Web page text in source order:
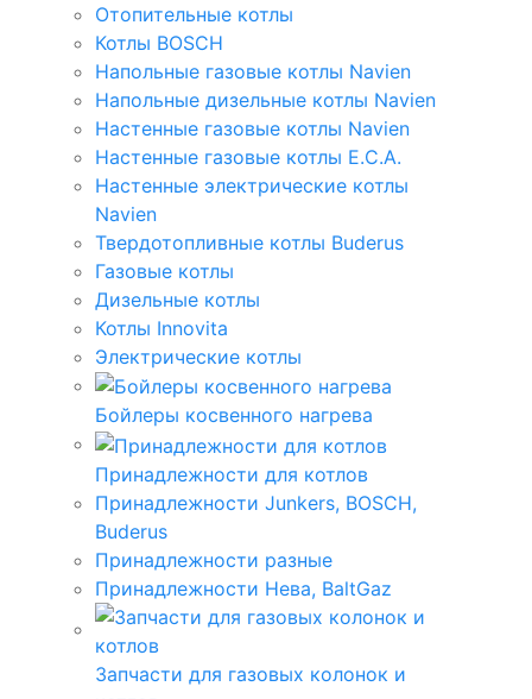
Отопительные котлы
Котлы BOSCH
Напольные газовые котлы Navien
Напольные дизельные котлы Navien
Настенные газовые котлы Navien
Настенные газовые котлы E.C.A.
Настенные электрические котлы
Navien
Твердотопливные котлы Buderus
Газовые котлы
Дизельные котлы
Котлы Innovita
Электрические котлы
Бойлеры косвенного нагрева
Принадлежности для котлов
Принадлежности Junkers, BOSCH,
Buderus
Принадлежности разные
Принадлежности Нева, BaltGaz
Запчасти для газовых колонок и